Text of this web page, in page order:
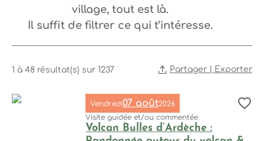
village, tout est là.
Il suffit de filtrer ce qui t’intéresse.
1 à 48 résultat(s) sur 1237 Partager | Exporter
Nom de l’événement
Vendredi07 août2026
Visite guidée et/ou commentée
Volcan Bulles d’Ardèche :